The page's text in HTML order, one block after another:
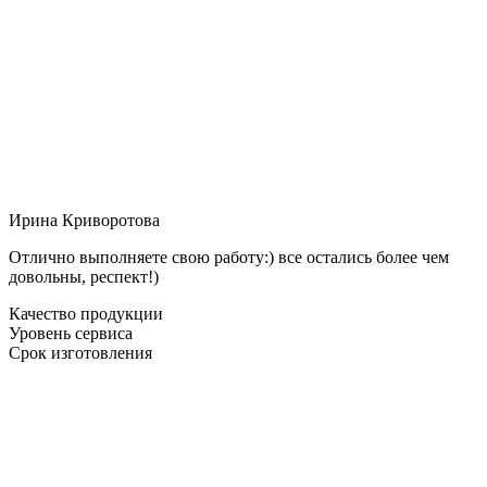
Ирина Криворотова
Отлично выполняете свою работу:) все остались более чем
довольны, респект!)
Качество продукции
Уровень сервиса
Срок изготовления